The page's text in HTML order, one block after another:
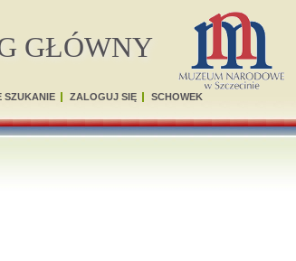
SZUKANIE ZALOGUJ SIĘ SCHOWEK
GŁÓWNY